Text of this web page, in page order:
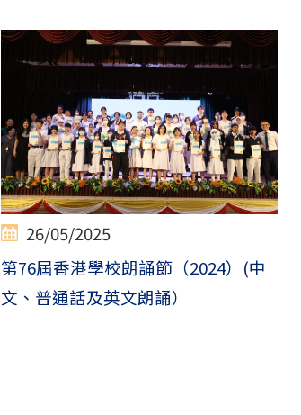
26/05/2025
第76屆香港學校朗誦節（2024）(中
文、普通話及英文朗誦）